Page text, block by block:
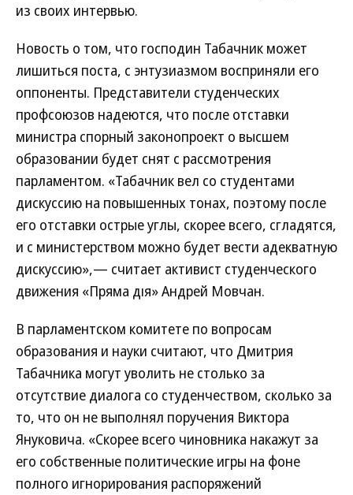
из своих интервью.
Новость о том, что господин Табачник может
лишиться поста, с энтузиазмом восприняли его
оппоненты. Представители студенческих
профсоюзов надеются, что после отставки
министра спорный законопроект о высшем
образовании будет снят с рассмотрения
парламентом. «Табачник вел со студентами
дискуссию на повышенных тонах, поэтому после
его отставки острые углы, скорее всего, сгладятся,
и с министерством можно будет вести адекватную
дискуссию»,— считает активист студенческого
движения «Пряма дія» Андрей Мовчан.
В парламентском комитете по вопросам
образования и науки считают, что Дмитрия
Табачника могут уволить не столько за
отсутствие диалога со студенчеством, сколько за
то, что он не выполнял поручения Виктора
Януковича. «Скорее всего чиновника накажут за
его собственные политические игры на фоне
полного игнорирования распоряжений